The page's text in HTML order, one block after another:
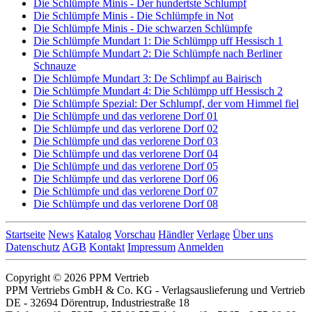
Die Schlümpfe Minis - Der hundertste Schlumpf
Die Schlümpfe Minis - Die Schlümpfe in Not
Die Schlümpfe Minis - Die schwarzen Schlümpfe
Die Schlümpfe Mundart 1: Die Schlümpp uff Hessisch 1
Die Schlümpfe Mundart 2: Die Schlümpfe nach Berliner
Schnauze
Die Schlümpfe Mundart 3: De Schlimpf au Bairisch
Die Schlümpfe Mundart 4: Die Schlümpp uff Hessisch 2
Die Schlümpfe Spezial: Der Schlumpf, der vom Himmel fiel
Die Schlümpfe und das verlorene Dorf 01
Die Schlümpfe und das verlorene Dorf 02
Die Schlümpfe und das verlorene Dorf 03
Die Schlümpfe und das verlorene Dorf 04
Die Schlümpfe und das verlorene Dorf 05
Die Schlümpfe und das verlorene Dorf 06
Die Schlümpfe und das verlorene Dorf 07
Die Schlümpfe und das verlorene Dorf 08
Startseite News Katalog Vorschau Händler Verlage Über uns
Datenschutz AGB Kontakt Impressum Anmelden
Copyright © 2026 PPM Vertrieb
PPM Vertriebs GmbH & Co. KG - Verlagsauslieferung und Vertrieb
DE - 32694 Dörentrup, Industriestraße 18